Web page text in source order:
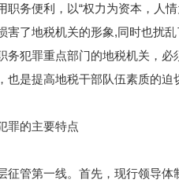
职务便利，以“权力为资本，人
害了地税机关的形象,同时也扰
务犯罪重点部门的地税机关，
也是提高地税干部队伍素质的迫
罪的主要特点
征管第一线。首先，现行领导体